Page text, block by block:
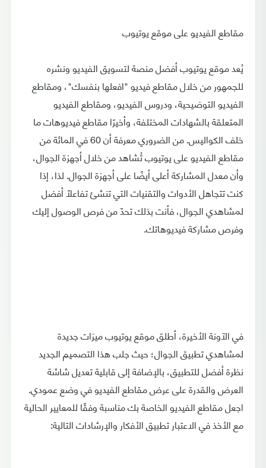
مقاطع الفيديو على موقع يوتيوب
يُعد موقع يوتيوب أفضل منصة لتسويق الفيديو ونشره
للجمهور من خلال مقاطع فيديو "افعلها بنفسك"، ومقاطع
الفيديو التوضيحية، ودروس الفيديو، ومقاطع الفيديو
المتعلقة بالشهادات المختلفة، وأخيرًا مقاطع فيديوهات ما
خلف الكواليس. من الضروري معرفة أن 60 في المائة من
مقاطع الفيديو على يوتيوب تُشاهد من خلال أجهزة الجوال،
وأن معدل المشاركة أعلى أيضًا على أجهزة الجوال. لذا، إذا
كنت تتجاهل الأدوات والتقنيات التي تنشئ تفاعلًا أفضل
لمشاهدي الجوال، فأنت بذلك تحدّ من فرص الوصول إليك
وفرص مشاركة فيديوهاتك.
في الآونة الأخيرة، أطلق موقع يوتيوب ميزات جديدة
لمشاهدي تطبيق الجوال؛ حيث جلب هذا التصميم الجديد
نظرة أفضل للتطبيق، بالإضافة إلى قابلية تعديل شاشة
العرض والقدرة على عرض مقاطع الفيديو في وضع عمودي.
اجعل مقاطع الفيديو الخاصة بك مناسبة وفقًا للمعايير الحالية
مع الأخذ في الاعتبار تطبيق الأفكار والإرشادات التالية: